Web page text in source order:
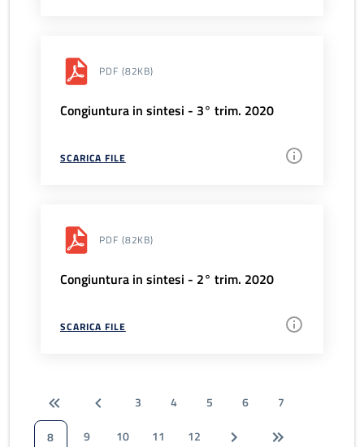
PDF (82KB)
Congiuntura in sintesi - 3° trim. 2020
SCARICA FILE
PDF (82KB)
Congiuntura in sintesi - 2° trim. 2020
SCARICA FILE
3 4 5 6
7
8
9 10 11 12